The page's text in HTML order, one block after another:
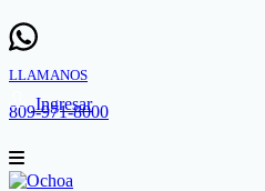
LLAMANOS
809-971-8000
Ingresar